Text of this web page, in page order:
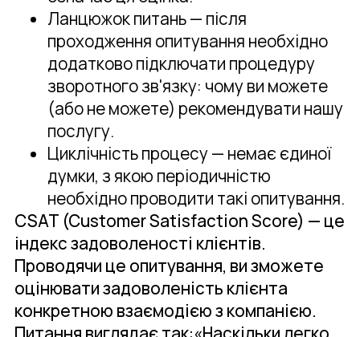
Ланцюжок питань — після
проходження опитування необхідно
додатково підключати процедуру
зворотного зв'язку: чому ви можете
(або не можете) рекомендувати нашу
послугу.
Циклічність процесу — немає єдиної
думки, з якою періодичністю
необхідно проводити такі опитування.
CSAT (Customer Satisfaction Score) — це
індекс задоволеності клієнтів.
Проводячи це опитування, ви зможете
оцінювати задоволеність клієнта
конкретною взаємодією з компанією.